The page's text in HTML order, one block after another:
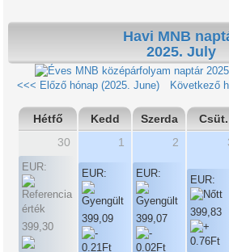
Havi MNB
2025. July
<<< Előző hónap (2025. June)
Következő
Hétfő Kedd Szerda Csüt.
30
EUR:
399,30
1
EUR:
399,09
2
EUR:
399,07
EUR:
399,83